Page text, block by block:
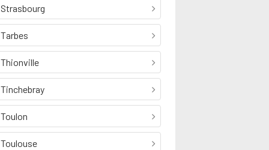
Strasbourg
Tarbes
Thionville
Tinchebray
Toulon
Toulouse